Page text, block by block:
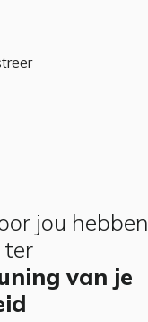
jou hebben
ter
van je